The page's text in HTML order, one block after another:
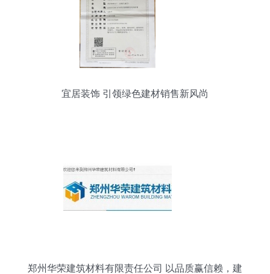
宜居装饰 引领绿色建材销售新风尚
郑州华荣建筑材料有限责任公司 以品质赢信赖，建